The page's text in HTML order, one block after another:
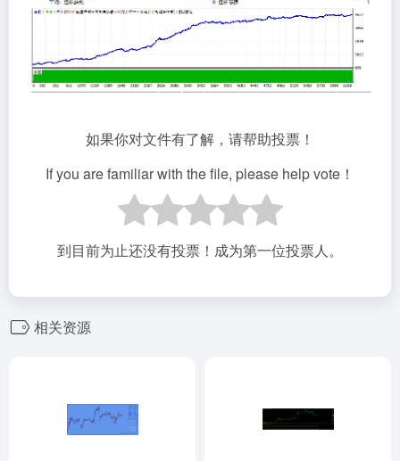
如果你对文件有了解，请帮助投票！
If you are familiar with the file, please help vote！
到目前为止还没有投票！成为第一位投票人。
相关资源